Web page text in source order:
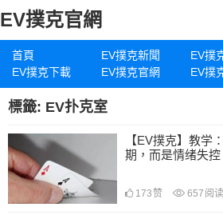
EV撲克官網
首頁 EV撲克新聞 EV撲
EV撲克下載
EV撲克官網 EV撲
標籤: EV扑克室
【EV撲克】教学
期，而是情绪失控
173 赞 657 阅读